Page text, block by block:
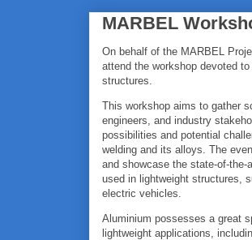
MARBEL
On behalf of the MARBEL
attend the workshop devoted
structures.
This workshop aims to gather
engineers, and industry
possibilities and potential
welding and its alloys. The
and showcase the state-of-
used in lightweight structures,
electric vehicles.
Aluminium possesses a great
lightweight applications,